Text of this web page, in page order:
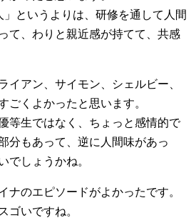
」というよりは、研修を通して人間
て、わりと親近感が持てて、共感
イアン、サイモン、シェルビー、
ごくよかったと思います。
等生ではなく、ちょっと感情的で
分もあって、逆に人間味があっ
でしょうかね。
ナのエピソードがよかったです。
ゴいですね。